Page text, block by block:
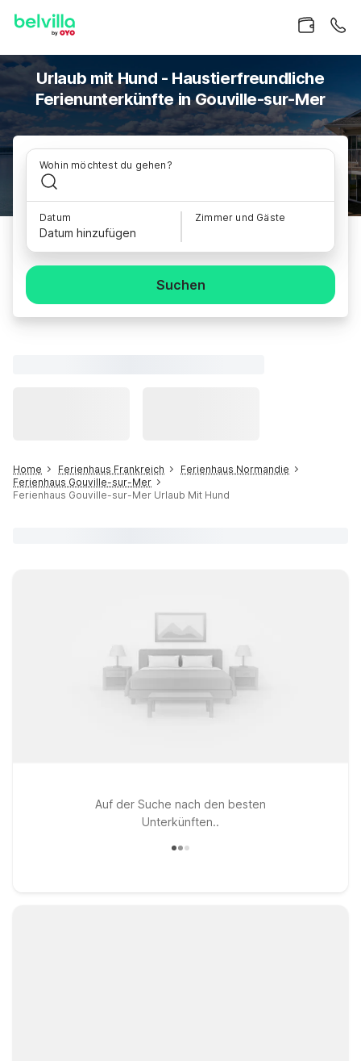
Urlaub mit Hund - Haustierfreundliche
Ferienunterkünfte in Gouville-sur-Mer
Wohin möchtest du gehen?
Datum
Datum hinzufügen
Zimmer und Gäste
Suchen
Home Ferienhaus Frankreich
Ferienhaus Normandie
Ferienhaus Gouville-sur-Mer
Ferienhaus Gouville-sur-Mer Urlaub Mit Hund
Auf der Suche nach den besten
Unterkünften..